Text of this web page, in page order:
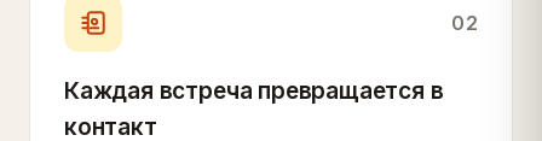
02
Каждая встреча превращается в
контакт